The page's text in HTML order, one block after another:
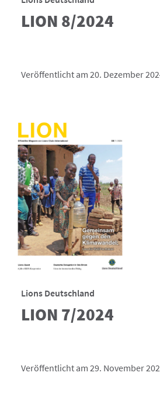
LION 8/2024
Veröffentlicht am 20. Dezember
Lions Deutschland
LION 7/2024
Veröffentlicht am 29. November